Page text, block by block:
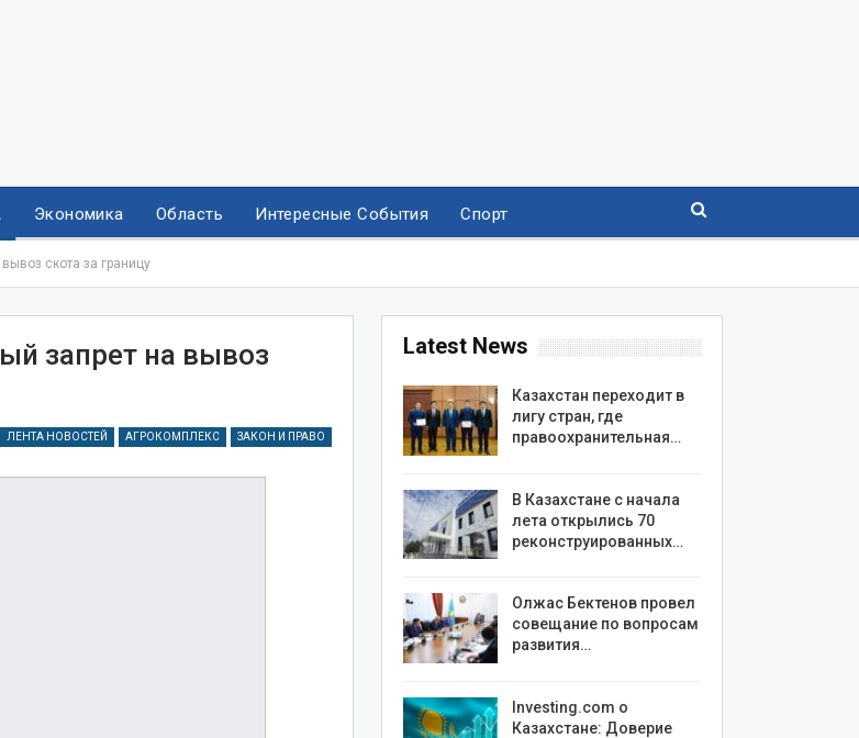
Экономика Область Интересные События Спорт
скота за границу
запрет на вывоз
ЛЕНТА НОВОСТЕЙ АГРОКОМПЛЕКС ЗАКОН И ПРАВО
Latest News
Казахстан переходит в
лигу стран, где
правоохранительная…
В Казахстане с начала
лета открылись 70
реконструированных…
Олжас Бектенов провел
совещание по вопросам
развития…
Investing.com о
Казахстане: Доверие